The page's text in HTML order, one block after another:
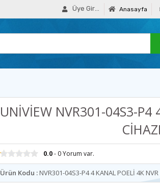
Üye Girişi Anasayfa
UNİVİEW NVR301-04S3-P4
0.0- 0 Yorum var.
Ürün Kodu : NVR301-04S3-P4 4 KANAL POELİ 4K